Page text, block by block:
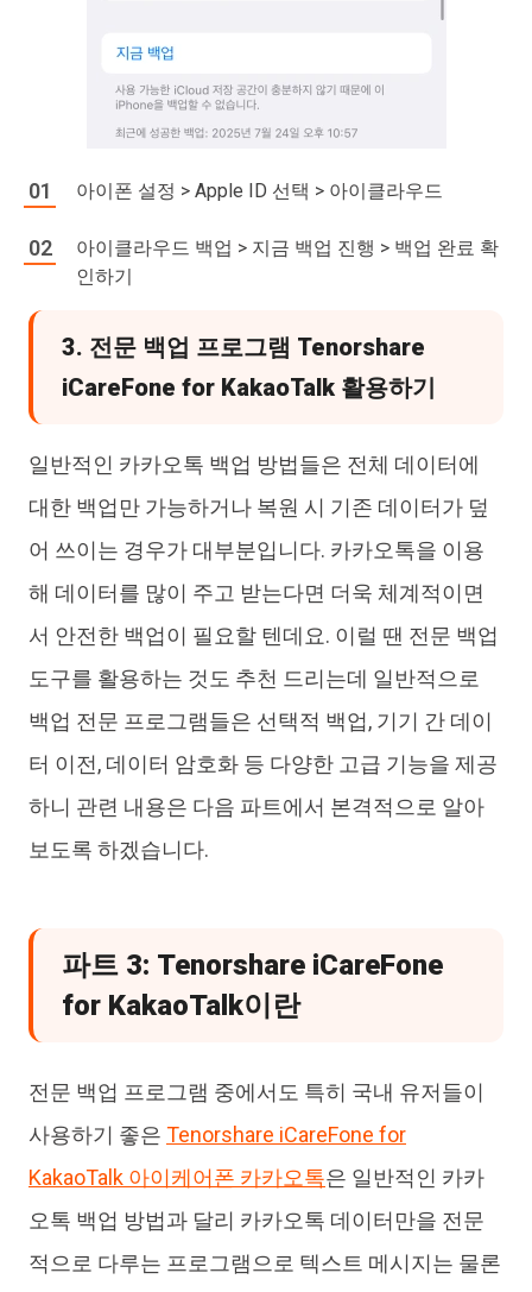
아이폰 설정 > Apple ID 선택 > 아이클라우드
아이클라우드 백업 > 지금 백업 진행 > 백업 완료 확
인하기
3. 전문 백업 프로그램 Tenorshare
iCareFone for KakaoTalk 활용하기
일반적인 카카오톡 백업 방법들은 전체 데이터에
대한 백업만 가능하거나 복원 시 기존 데이터가 덮
어 쓰이는 경우가 대부분입니다. 카카오톡을 이용
해 데이터를 많이 주고 받는다면 더욱 체계적이면
서 안전한 백업이 필요할 텐데요. 이럴 땐 전문 백업
도구를 활용하는 것도 추천 드리는데 일반적으로
백업 전문 프로그램들은 선택적 백업, 기기 간 데이
터 이전, 데이터 암호화 등 다양한 고급 기능을 제공
하니 관련 내용은 다음 파트에서 본격적으로 알아
보도록 하겠습니다.
파트 3: Tenorshare iCareFone
for KakaoTalk이란
전문 백업 프로그램 중에서도 특히 국내 유저들이
사용하기 좋은 Tenorshare iCareFone for
KakaoTalk 아이케어폰 카카오톡은 일반적인 카카
오톡 백업 방법과 달리 카카오톡 데이터만을 전문
적으로 다루는 프로그램으로 텍스트 메시지는 물론